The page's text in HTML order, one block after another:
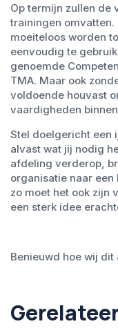
Op termijn zullen de
trainingen omvatten.
moeiteloos worden
eenvoudig te
genoemde
TMA. Maar ook
voldoende houvast
vaardigheden
Stel doelgericht een
alvast wat jij nodig
afdeling verderop,
organisatie naar een
zo moet het ook zijn
een sterk idee
Benieuwd hoe wij dit